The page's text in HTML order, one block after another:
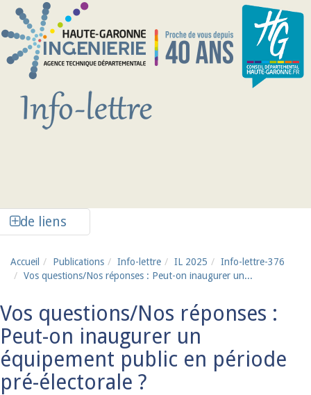
Aller au contenu principal
de liens
Accueil Publications Info-lettre IL 2025
Info-lettre-376
Vos questions/Nos réponses : Peut-on inaugurer un...
Vos questions/Nos réponses :
Peut-on inaugurer un
équipement public en période
pré-électorale ?